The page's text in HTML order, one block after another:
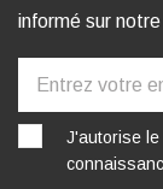
informé sur
J'autorise